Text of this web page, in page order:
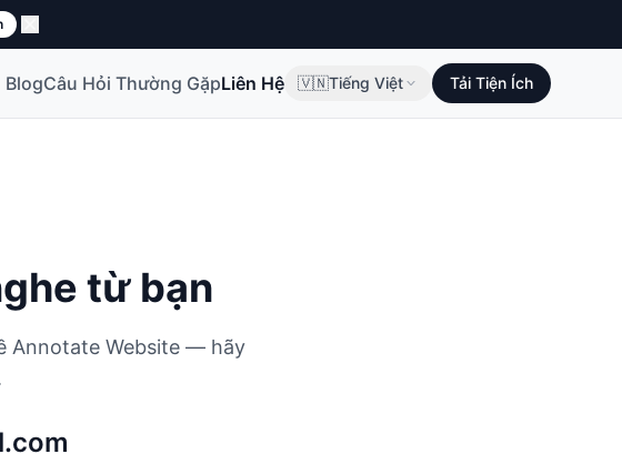
BlogCâu Hỏi Thường GặpLiên Hệ 🇻🇳Tiếng Việt Tải Tiện Ích
từ bạn
Annotate Website — hãy